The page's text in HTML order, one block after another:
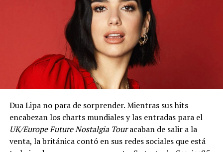
Dua Lipa no para de sorprender. Mientras sus hits
encabezan los charts mundiales y las entradas para el
UK/Europe Future Nostalgia Touracaban de salir a la
venta, la británica contó en sus redes sociales que está